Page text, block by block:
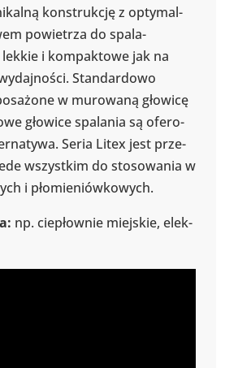
kon­struk­cję z opty­mal­
powie­trza do spa­la­
lekkie i kom­pak­towe jak na
Stan­dar­dowo
w muro­waną głowicę
głowice spa­la­nia są ofe­ro­
Seria Litex jest prze­
wszyst­kim do sto­so­wa­nia w
i pło­mie­niów­ko­wych.
np. cie­płow­nie miej­skie, elek­